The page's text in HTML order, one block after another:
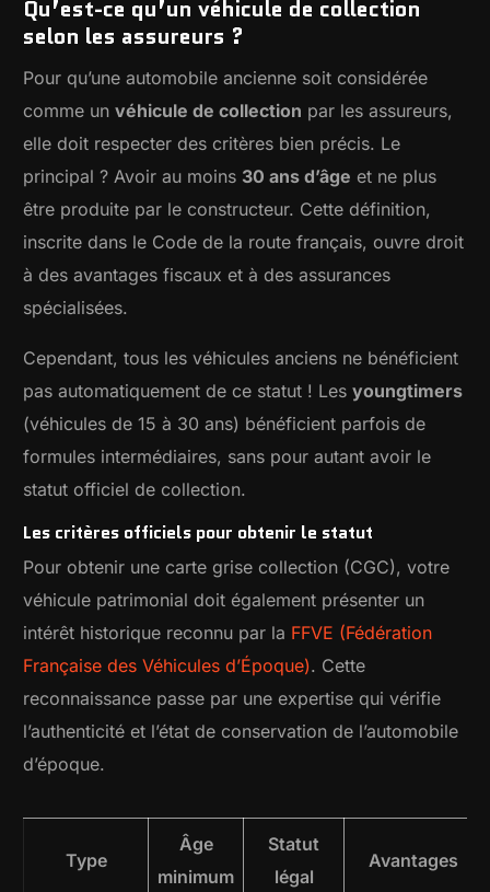
Qu’est-ce qu’un véhicule de collection
selon les assureurs ?
Pour qu’une automobile ancienne soit considérée
comme unvéhicule de collection par les assureurs,
elle doit respecter des critères bien précis. Le
principal ? Avoir au moins 30 ans d’âge et ne plus
être produite par le constructeur. Cette définition,
inscrite dans le Code de la route français, ouvre droit
à des avantages fiscaux et à des assurances
spécialisées.
Cependant, tous les véhicules anciens ne bénéficient
pas automatiquement de ce statut ! Lesyoungtimers
(véhicules de 15 à 30 ans) bénéficient parfois de
formules intermédiaires, sans pour autant avoir le
statut officiel de collection.
Les critères officiels pour obtenir le statut
Pour obtenir une carte grise collection (CGC), votre
véhicule patrimonial doit également présenter un
intérêt historique reconnu par la FFVE (Fédération
Française des Véhicules d’Époque). Cette
reconnaissance passe par une expertise qui vérifie
l’authenticité et l’état de conservation de l’automobile
d’époque.
Type
Âge
minimum
Statut
légal
Avantages